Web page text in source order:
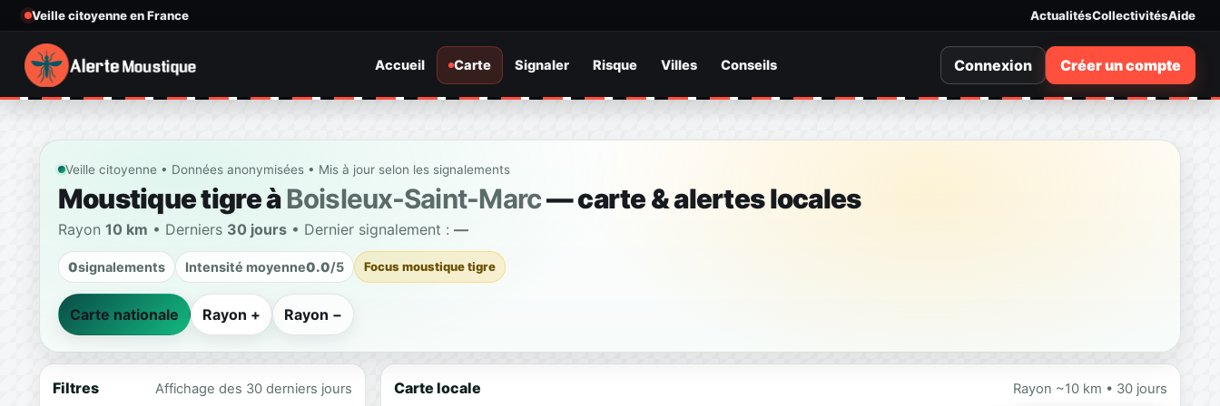
Veille citoyenne en France ActualitésCollectivitésAide
Accueil Carte Signaler Risque Villes Conseils Connexion Créer un compte
Veille citoyenne • Données anonymisées • Mis à jour selon les signalements
Moustique tigre àBoisleux-Saint-Marc— carte & alertes locales
Rayon 10 km • Derniers 30 jours• Dernier signalement : —
0signalements Intensité moyenne0.0/5 Focus moustique tigre
Carte nationale Rayon + Rayon −
Filtres Affichage des 30 derniers jours Carte locale Rayon ~10 km • 30 jours